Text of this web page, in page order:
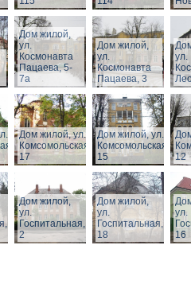
Дом жилой,
ул.
Космонавта
Пацаева, 5-
7а
Дом жилой,
ул.
Космонавта
Пацаева, 3
ул.
Дом жилой, ул.
Комсомольская,
17
Дом жилой, ул.
Комсомольская,
15
12
Дом жилой,
ул.
Госпитальная,
2
Дом жилой,
ул.
Госпитальная,
18
ул.
16